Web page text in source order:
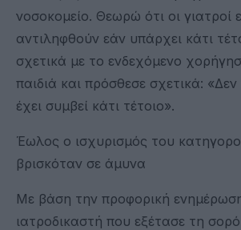
νοσοκομείο. Θεωρώ ότι οι γιατροί
αντιληφθούν εάν υπάρχει κάτι
σχετικά με το ενδεχόμενο
παιδιά και πρόσθεσε σχετικά: «Δεν
έχει συμβεί κάτι τέτοιο».
Έωλος ο ισχυρισμός του
βρισκόταν σε άμυνα
Με βάση την προφορική
ιατροδικαστή που εξέτασε τη